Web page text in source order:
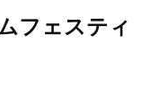
フェスティ